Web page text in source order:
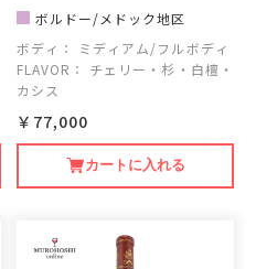
ボルドー/メドック地区
ボディ：
ミディアム/フルボディ
FLAVOR：
チェリー・杉・白檀・
カシス
￥77,000
カートに入れる